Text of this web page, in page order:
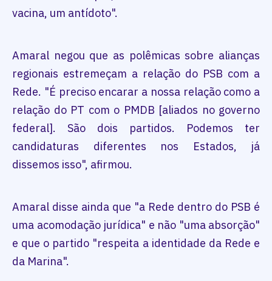
vacina, um antídoto".
Amaral negou que as polêmicas sobre alianças
regionais estremeçam a relação do PSB com a
Rede. "É preciso encarar a nossa relação como a
relação do PT com o PMDB [aliados no governo
federal]. São dois partidos. Podemos ter
candidaturas diferentes nos Estados, já
dissemos isso", afirmou.
Amaral disse ainda que "a Rede dentro do PSB é
uma acomodação jurídica" e não "uma absorção"
e que o partido "respeita a identidade da Rede e
da Marina".